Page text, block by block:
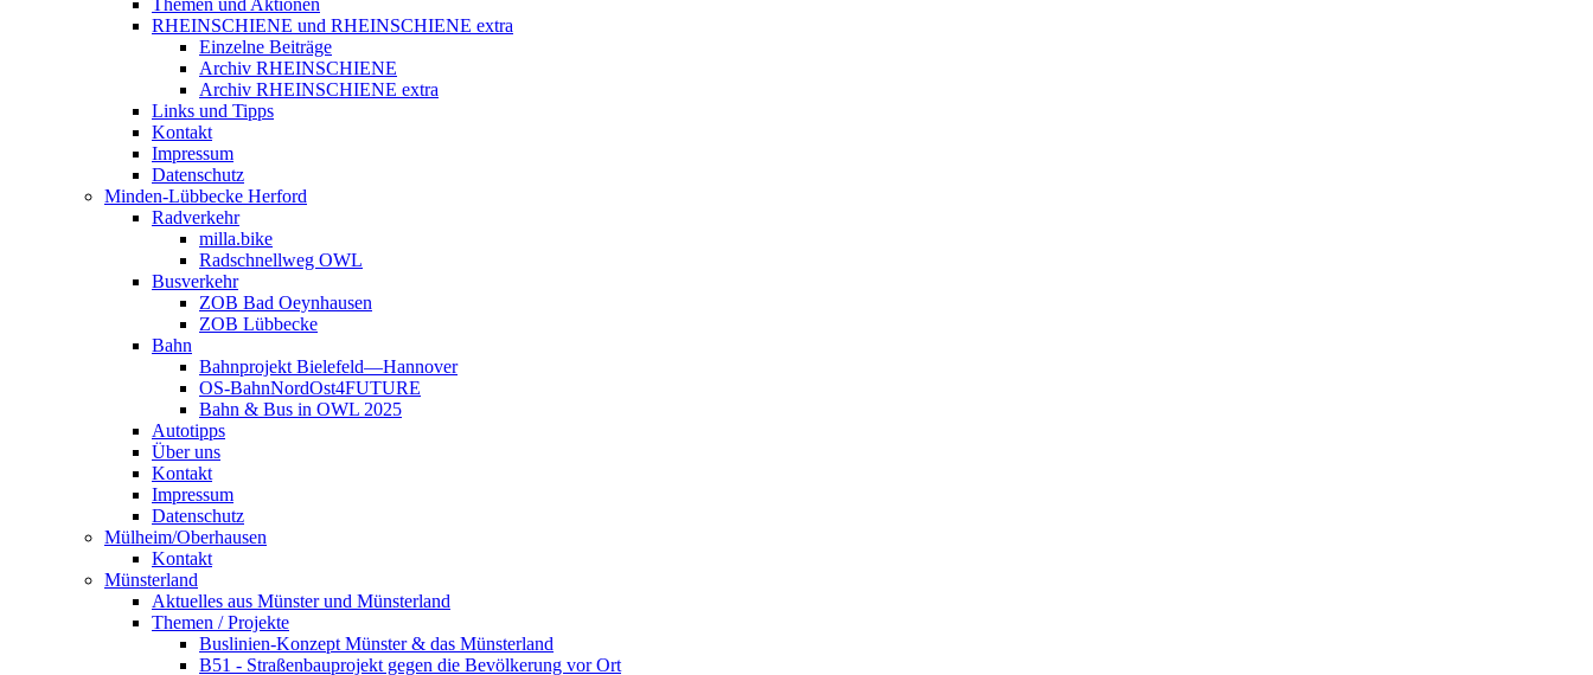
Themen und Aktionen
RHEINSCHIENE und RHEINSCHIENE extra
Einzelne Beiträge
Archiv RHEINSCHIENE
Archiv RHEINSCHIENE extra
Links und Tipps
Kontakt
Impressum
Datenschutz
Minden-Lübbecke Herford
Radverkehr
milla.bike
Radschnellweg OWL
Busverkehr
ZOB Bad Oeynhausen
ZOB Lübbecke
Bahn
Bahnprojekt Bielefeld—Hannover
OS-BahnNordOst4FUTURE
Bahn & Bus in OWL 2025
Autotipps
Über uns
Kontakt
Impressum
Datenschutz
Mülheim/Oberhausen
Kontakt
Münsterland
Aktuelles aus Münster und Münsterland
Themen / Projekte
Buslinien-Konzept Münster & das Münsterland
B51 - Straßenbauprojekt gegen die Bevölkerung vor Ort